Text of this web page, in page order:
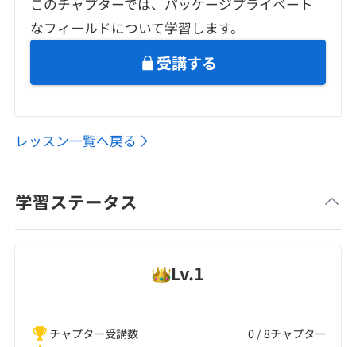
このチャプターでは、パッケージプライベート
なフィールドについて学習します。
受講する
レッスン一覧へ戻る
学習ステータス
Lv.1
チャプター受講数
0 / 8チャプター